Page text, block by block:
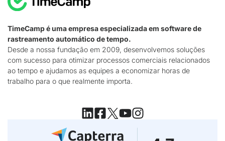
TimeCamp é uma empresa especializada em software de
rastreamento automático de tempo.
Desde a nossa fundação em 2009, desenvolvemos soluções
com sucesso para otimizar processos comerciais relacionados
ao tempo e ajudamos as equipes a economizar horas de
trabalho para o que realmente importa.